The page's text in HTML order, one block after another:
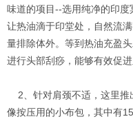
味道的项目--选用纯净的印度
让热油滴于印堂处，自然流
量排除体外。等到热油充盈
进行头部刮痧，能够有效促进
2、针对肩颈不适，这里推
像按压用的小布包，其中有